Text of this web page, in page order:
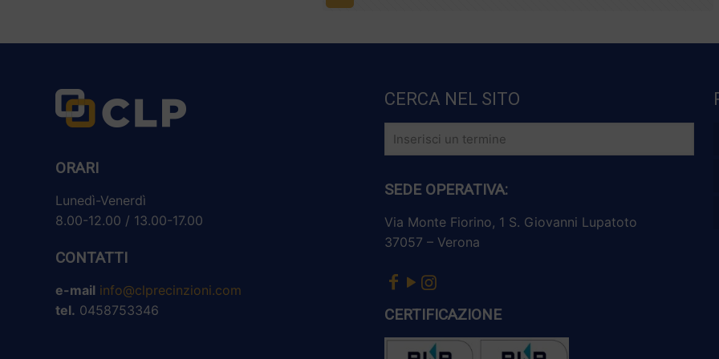
ORARI
Lunedì-Venerdì
8.00-12.00 / 13.00-17.00
CONTATTI
e-mail info@clprecinzioni.com
tel. 0458753346
CERCA NEL SITO
SEDE OPERATIVA:
Via Monte Fiorino, 1 S. Giovanni Lupatoto
37057 – Verona
CERTIFICAZIONE